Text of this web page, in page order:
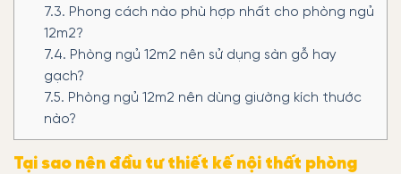
7.3. Phong cách nào phù hợp nhất cho phòng ngủ
12m2?
7.4. Phòng ngủ 12m2 nên sử dụng sàn gỗ hay
gạch?
7.5. Phòng ngủ 12m2 nên dùng giường kích thước
nào?
Tại sao nên đầu tư thiết kế nội thất phòng